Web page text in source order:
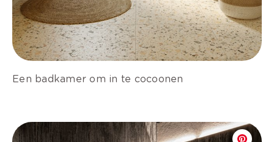
Een badkamer om in te cocoonen